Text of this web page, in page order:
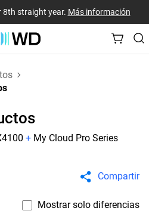
8th straight year. Más información
+ My Cloud Pro Series
Compartir
Mostrar solo diferencias